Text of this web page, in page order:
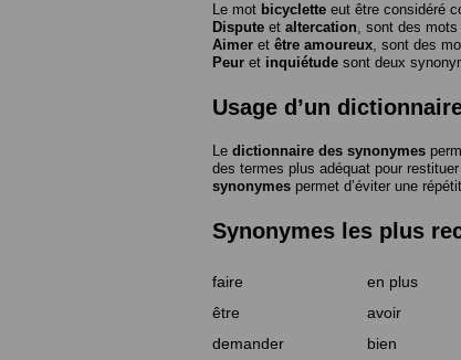
Le mot bicyclette eut être considéré
Dispute et altercation, sont des
Aimer et être amoureux, sont des
Peur et inquiétude sont deux
Usage d’un
Le dictionnaire des synonymes
des termes plus adéquat pour
synonymes permet d’éviter une
Synonymes les plus
faire en plus
être
avoir
demander
bien